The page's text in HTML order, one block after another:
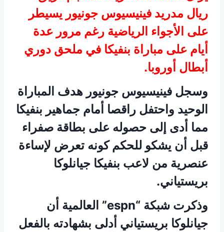
ريال مدريد فينيسيوس جونيور يسيطر
على الأجواء الرياضية رغم مرور عدة
أيام على مباراة بنفيكا في ملحق دوري
أبطال أوروبا.
وسجل فينيسيوس جونيور هدف المباراة
الوحيد واحتفل راقصا أمام جماهير بنفيكا
مما أدى إلى حصوله على بطاقة صفراء
قبل أن يشكو للحكم كونه تعرض لإساءة
عنصرية من لاعب بنفيكا جيانلوكا
بريستياني.
وذكرت شبكة “espn” العالمية أن
جيانلوكا بريستياني أدلى بشهادته بالفعل